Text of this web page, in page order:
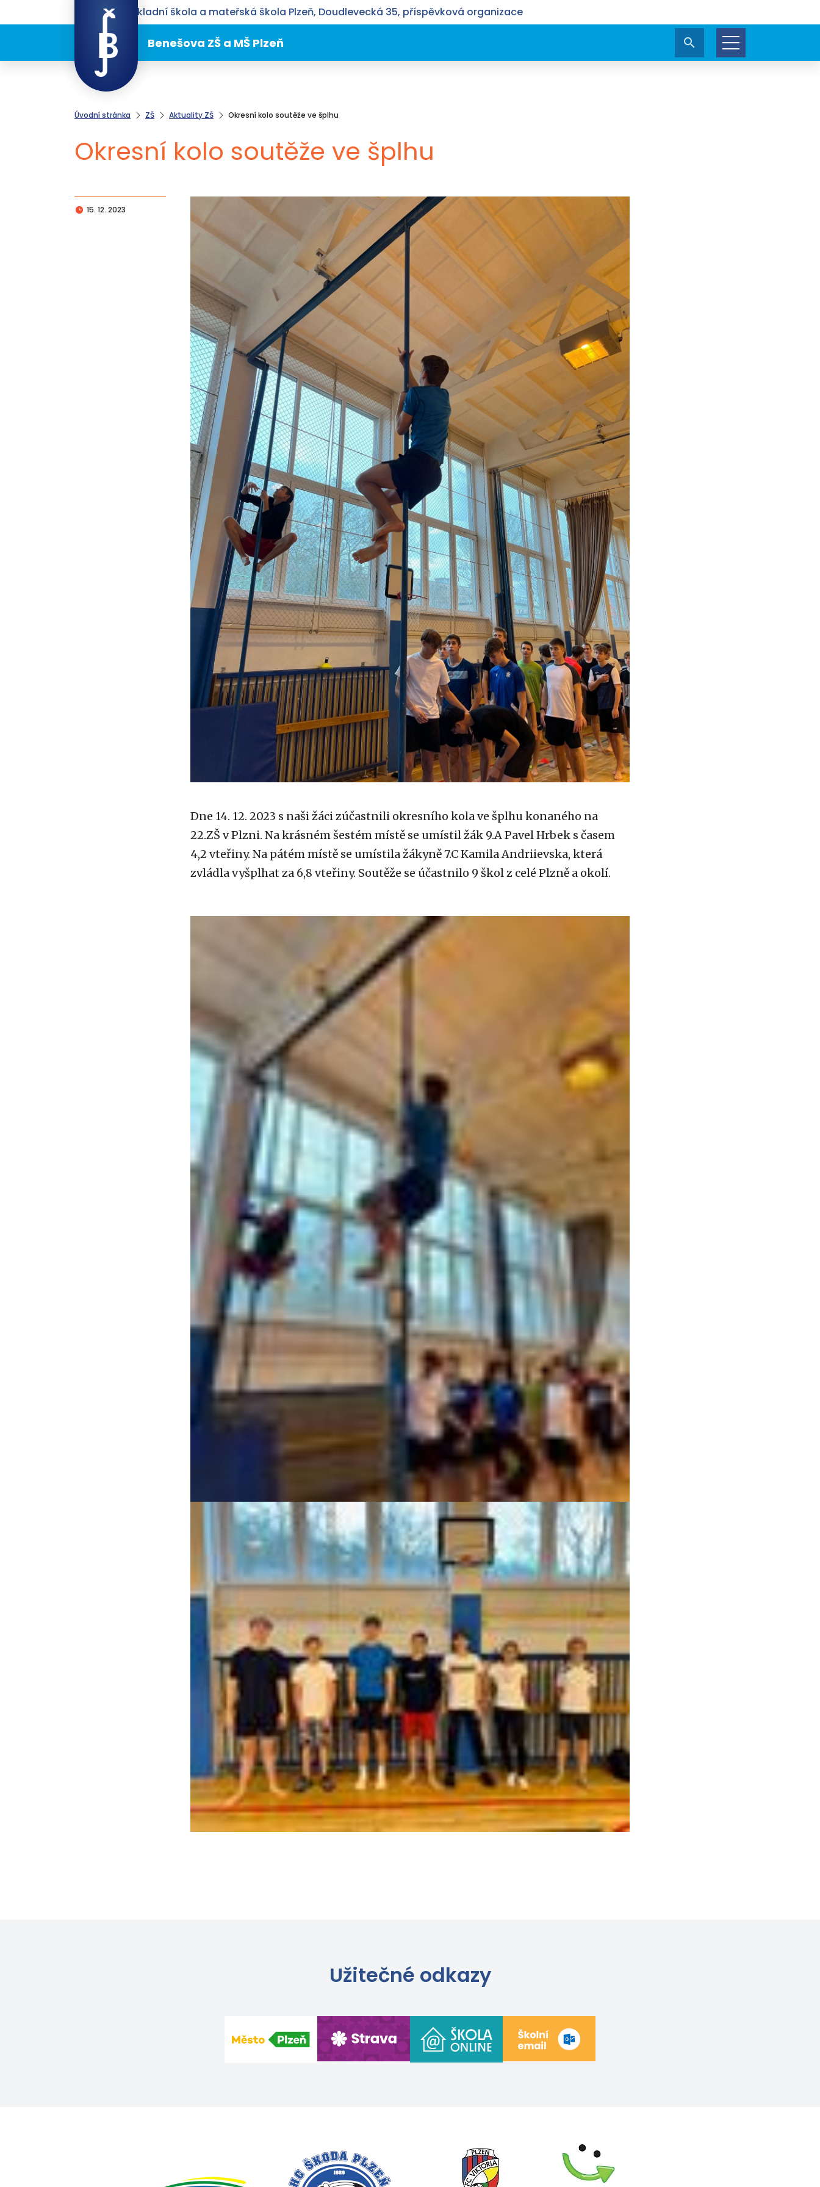
Benešova základní škola a mateřská škola Plzeň, Doudlevecká 35, příspěvková organizace
Benešova ZŠ a MŠ Plzeň
Úvodní stránka ZŠ Aktuality ZŠ Okresní kolo soutěže ve šplhu
Okresní kolo soutěže ve šplhu
15. 12. 2023
Dne 14. 12. 2023 s naši žáci zúčastnili okresního kola ve šplhu konaného na
22.ZŠ v Plzni. Na krásném šestém místě se umístil žák 9.A Pavel Hrbek s časem
4,2 vteřiny. Na pátém místě se umístila žákyně 7.C Kamila Andriievska, která
zvládla vyšplhat za 6,8 vteřiny. Soutěže se účastnilo 9 škol z celé Plzně a okolí.
Užitečné odkazy